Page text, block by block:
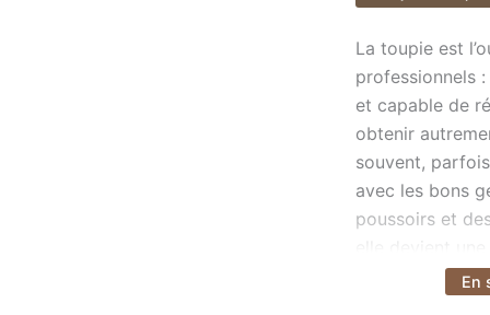
de
La toupie est
La toupie est
professionnels
et capable de
obtenir
souvent,
avec les bons
poussoirs et
et
En